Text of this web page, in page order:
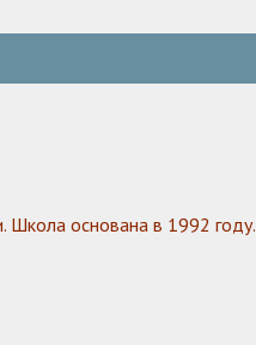
Школа основана в 1992 году.